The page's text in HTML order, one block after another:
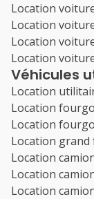
Location
Location
Location
Location
Véhicules
Location
Location
Location
Location
Location
Location
Location